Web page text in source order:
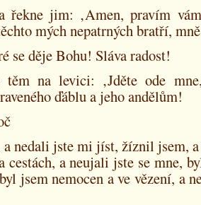
jim: ‚Amen, pravím
mých nepatrných bratří,
se děje Bohu! Sláva radost!
na levici: ‚Jděte ode
ďáblu a jeho andělům!
nedali jste mi jíst, žíznil jsem,
a neujali jste se mne,
jsem nemocen a ve vězení, a